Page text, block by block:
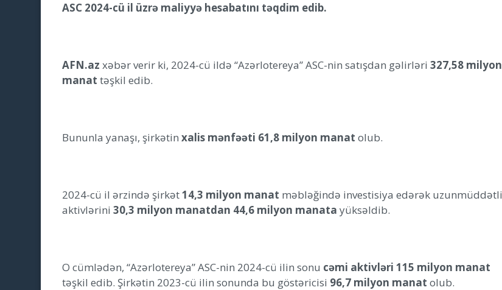
ASC 2024-cü il üzrə maliyyə hesabatını təqdim edib.
AFN.az xəbər verir ki, 2024-cü ildə “Azərlotereya” ASC-nin satışdan gəlirləri 327,58 milyon
manat təşkil edib.
Bununla yanaşı, şirkətin xalis mənfəəti 61,8 milyon manat olub.
2024-cü il ərzində şirkət14,3 milyon manat məbləğində investisiya edərək uzunmüddətli
aktivlərini 30,3 milyon manatdan 44,6 milyon manata yüksəldib.
O cümlədən, “Azərlotereya” ASC-nin 2024-cü ilin sonu cəmi aktivləri 115 milyon manat
təşkil edib. Şirkətin 2023-cü ilin sonunda bu göstəricisi 96,7 milyon manat olub.